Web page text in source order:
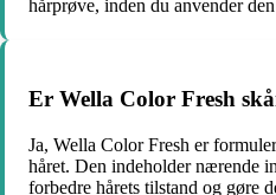
hårprøve, inden du anvender
Er Wella Color Fresh
Ja, Wella Color Fresh er
håret. Den indeholder nærende
forbedre hårets tilstand og gøre